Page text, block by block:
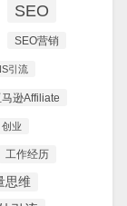
SEO
SEO营销
引流
马逊Affiliate
创业
工作经历
思维